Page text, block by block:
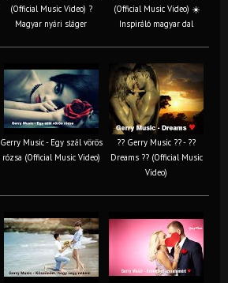
(Official Music Video) ?
Magyar nyári sláger
(Official Music Video) ☀️
Inspiráló magyar dal
Gerry Music - Egy szál vörös
rózsa (Official Music Video)
?? Gerry Music ?? - ??
Dreams ?? (Official Music
Video)